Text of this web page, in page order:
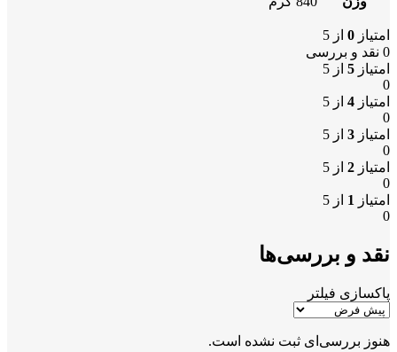
امتیاز 0 از 5
0 نقد و بررسی
امتیاز 5 از 5
0
امتیاز 4 از 5
0
امتیاز 3 از 5
0
امتیاز 2 از 5
0
امتیاز 1 از 5
0
نقد و بررسی‌ها
پاکسازی فیلتر
هنوز بررسی‌ای ثبت نشده است.